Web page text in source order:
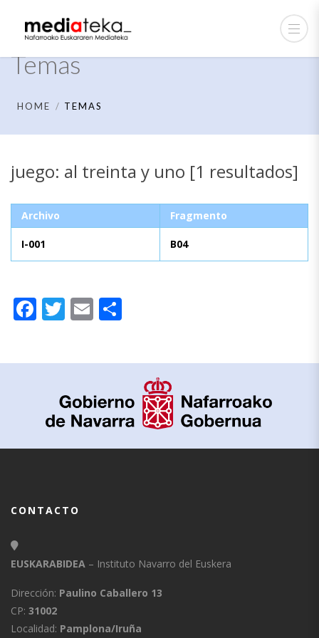
Temas
HOME TEMAS
juego: al treinta y uno [1 resultados]
Archivo Fragmento
I-001 B04
Facebook
Twitter
Email
CONTACTO
EUSKARABIDEA – Instituto Navarro del Euskera
Dirección: Paulino Caballero 13
CP: 31002
Localidad: Pamplona/Iruña